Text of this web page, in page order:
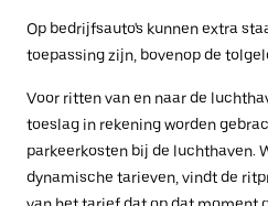
Op bedrijfsauto's kunnen extra
toepassing zijn, bovenop de
Voor ritten van en naar de
toeslag in rekening worden
parkeerkosten bij de luchthaven.
dynamische tarieven, vindt de